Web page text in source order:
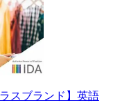
スブランド】英語